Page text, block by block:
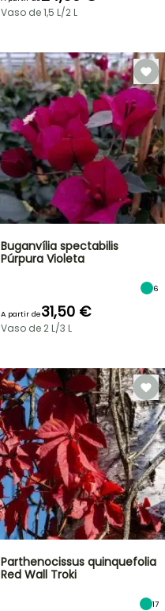
Vaso de 1,5 L/2 L
Buganvília spectabilis
Púrpura Violeta
6
A partir de31,50 €
Vaso de 2 L/3 L
Parthenocissus quinquefolia
Red Wall Troki
17